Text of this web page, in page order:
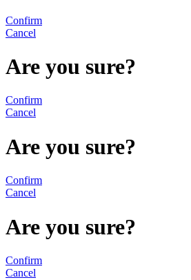
Confirm
Cancel
Are you sure?
Confirm
Cancel
Are you sure?
Confirm
Cancel
Are you sure?
Confirm
Cancel